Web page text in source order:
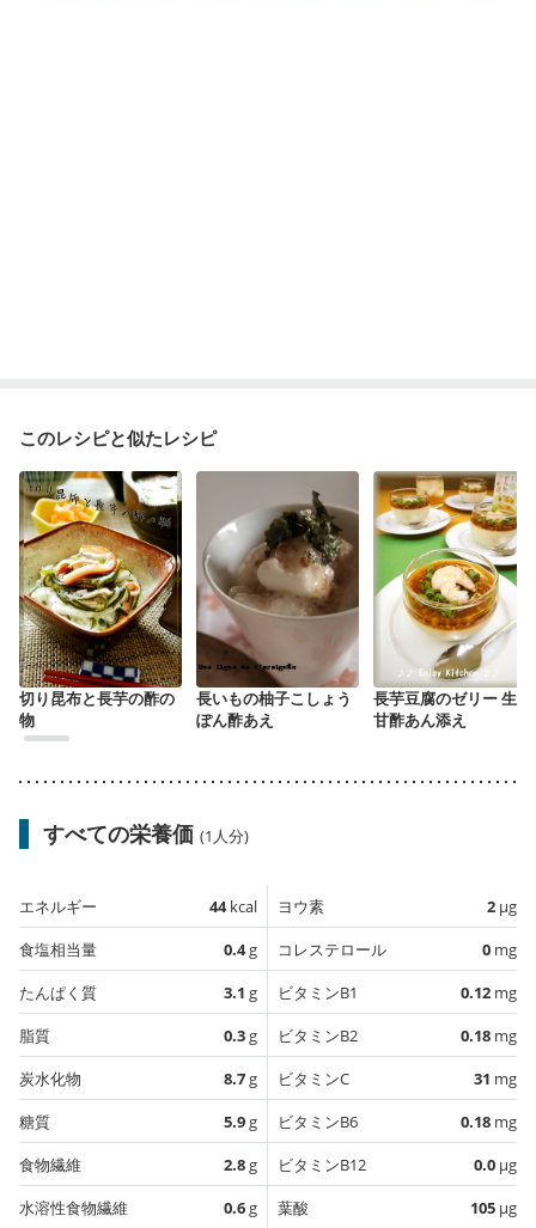
このレシピと似たレシピ
切り昆布と長芋の酢の
物
長いもの柚子こしょう
ぽん酢あえ
長芋豆腐のゼリー 生姜
甘酢あん添え
すべての栄養価 (1人分)
エネルギー 44kcal
食塩相当量
0.4g
たんぱく質
3.1 g
脂質
0.3g
炭水化物
8.7g
糖質
5.9g
食物繊維
2.8g
水溶性食物繊維
0.6g
ヨウ素 2 µg
コレステロール
0 mg
ビタミンB1
0.12 mg
ビタミンB2
0.18 mg
ビタミンC
31 mg
ビタミンB6
0.18 mg
ビタミンB12
0.0 µg
葉酸
105 µg